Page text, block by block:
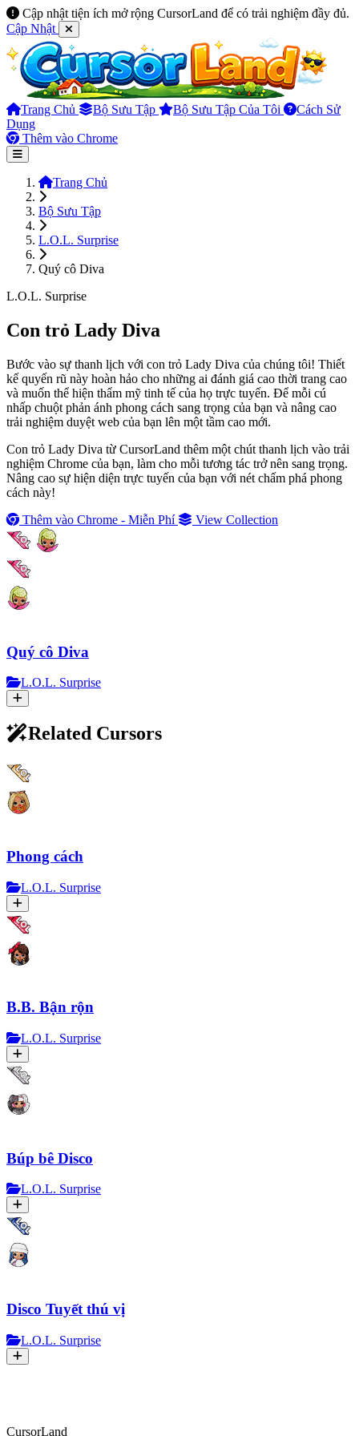
Cập nhật tiện ích mở rộng CursorLand để có trải nghiệm đầy đủ.
Cập Nhật
Trang Chủ Bộ Sưu Tập Bộ Sưu Tập Của Tôi
Cách Sử
Dụng
Thêm vào Chrome
Trang Chủ
Bộ Sưu Tập
L.O.L. Surprise
Quý cô Diva
L.O.L. Surprise
Con trỏ Lady Diva
Bước vào sự thanh lịch với con trỏ Lady Diva của chúng tôi! Thiết
kế quyến rũ này hoàn hảo cho những ai đánh giá cao thời trang cao
và muốn thể hiện thẩm mỹ tinh tế của họ trực tuyến. Để mỗi cú
nhấp chuột phản ánh phong cách sang trọng của bạn và nâng cao
trải nghiệm duyệt web của bạn lên một tầm cao mới.
Con trỏ Lady Diva từ CursorLand thêm một chút thanh lịch vào trải
nghiệm Chrome của bạn, làm cho mỗi tương tác trở nên sang trọng.
Nâng cao sự hiện diện trực tuyến của bạn với nét chấm phá phong
cách này!
Thêm vào Chrome - Miễn Phí
View Collection
Quý cô Diva
L.O.L. Surprise
Related Cursors
Phong cách
L.O.L. Surprise
B.B. Bận rộn
L.O.L. Surprise
Búp bê Disco
L.O.L. Surprise
Disco Tuyết thú vị
L.O.L. Surprise
CursorLand